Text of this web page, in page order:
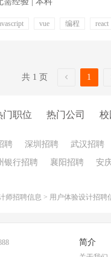
vue 编程 react
共 1 页 1
门职位 热门公司 校
聘 深圳招聘 武汉招聘
银行招聘 襄阳招聘 安
师招聘信息 > 用户体验设计招聘
简介